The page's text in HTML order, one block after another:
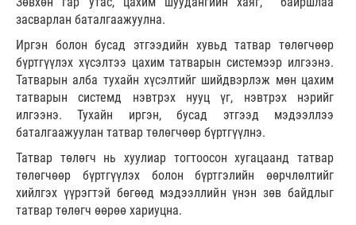
засварлан баталгаажуулна.
Иргэн болон бусад этгээдийн хувьд татвар төлөгчөөр
бүртгүүлэх хүсэлтээ цахим татварын системээр илгээнэ.
Татварын алба тухайн хүсэлтийг шийдвэрлэж мөн цахим
татварын системд нэвтрэх нууц үг, нэвтрэх нэрийг
илгээнэ. Тухайн иргэн, бусад этгээд мэдээллээ
баталгаажуулан татвар төлөгчөөр бүртгүүлнэ.
Татвар төлөгч нь хуулиар тогтоосон хугацаанд татвар
төлөгчөөр бүртгүүлэх болон бүртгэлийн өөрчлөлтийг
хийлгэх үүрэгтэй бөгөөд мэдээллийн үнэн зөв байдлыг
татвар төлөгч өөрөө хариуцна.